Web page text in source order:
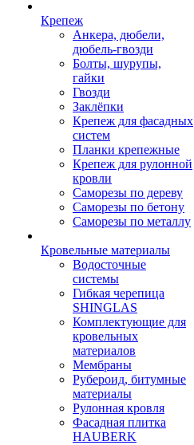
Крепеж
Анкера, дюбели,
дюбель-гвозди
Болты, шурупы,
гайки
Гвозди
Заклёпки
Крепеж для фасадных
систем
Планки крепежные
Крепеж для рулонной
кровли
Саморезы по дереву
Саморезы по бетону
Саморезы по металлу
Кровельные материалы
Водосточные
системы
Гибкая черепица
SHINGLAS
Комплектующие для
кровельных
материалов
Мембраны
Рубероид, битумные
материалы
Рулонная кровля
Фасадная плитка
HAUBERK